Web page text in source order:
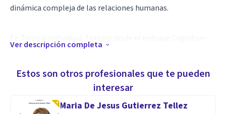
dinámica compleja de las relaciones humanas.
a mis pacientes identificar y modificar patrones de
pensamiento y conducta limitantes, mientras desarrollan
habilidades de regulación emocional y presencia plena.
Ver descripción completa
Estos son otros profesionales que te pueden
interesar
Maria De Jesus Gutierrez Tellez